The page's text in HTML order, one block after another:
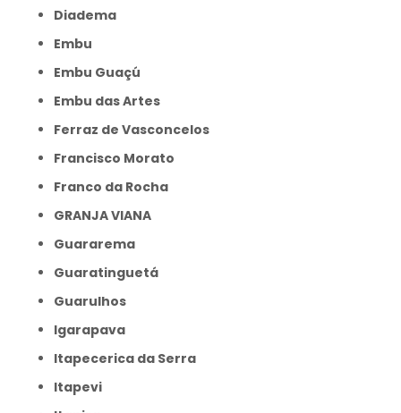
Diadema
Embu
Embu Guaçú
Embu das Artes
Ferraz de Vasconcelos
Francisco Morato
Franco da Rocha
GRANJA VIANA
Guararema
Guaratinguetá
Guarulhos
Igarapava
Itapecerica da Serra
Itapevi